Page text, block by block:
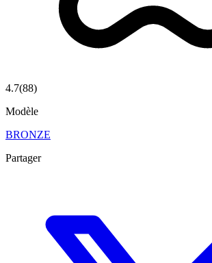
4.7(88)
Modèle
BRONZE
Partager